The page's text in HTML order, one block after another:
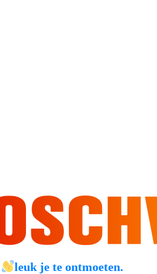
leuk je te ontmoeten.